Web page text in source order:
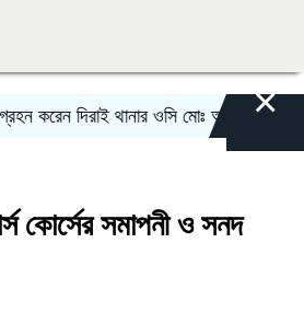
করেন দিরাই থানার ওসি মোঃ আমিনুল ইসলাম
×
কোর্সের সমাপনী ও সনদ